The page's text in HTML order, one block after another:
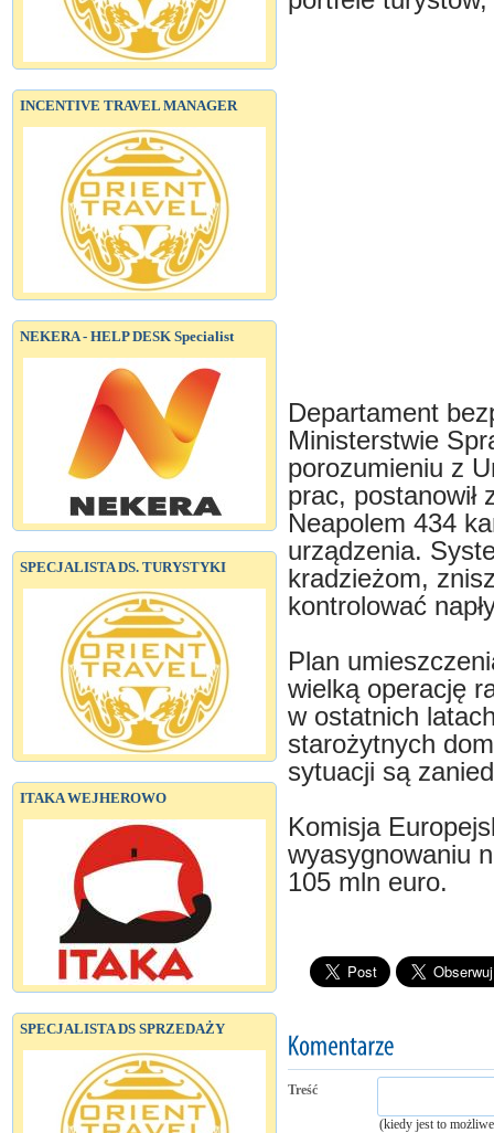
INCENTIVE TRAVEL MANAGER
NEKERA - HELP DESK Specialist
SPECJALISTA DS. TURYSTYKI
ITAKA WEJHEROWO
SPECJALISTA DS SPRZEDAŻY
Departament
Ministerstwie
porozumieniu z
prac, postanowił
Neapolem 434
urządzenia.
kradzieżom,
kontrolować
Plan
wielką operację
w ostatnich
starożytnych
sytuacji są
Komisja
wyasygnowaniu
105 mln euro.
Treść
(kiedy jest to